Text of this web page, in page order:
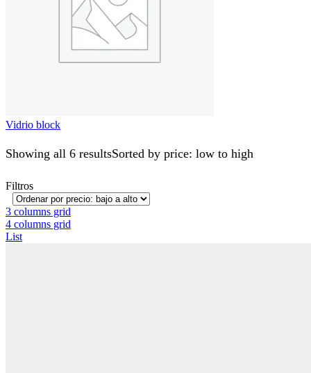
Vidrio block
Showing all 6 resultsSorted by price: low to high
Filtros
3 columns grid
4 columns grid
List